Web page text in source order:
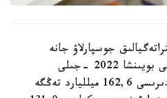
جوسپارلاۋ جانە
رەفورمالار اگەنتتىگىنىڭ دەرەگى بويىنشا 2022 -جىلى
فارماتسەۆتيكا سالاسىنىڭ ءوندىرىسى 162,6 ميلليارد تەڭگە